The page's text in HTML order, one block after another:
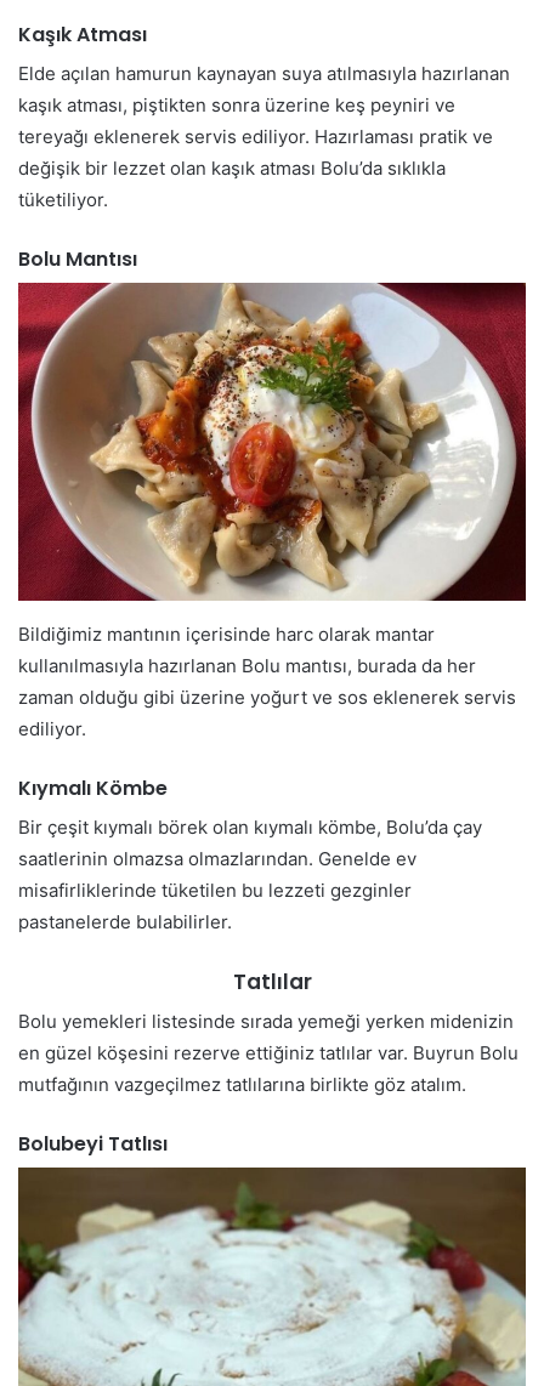
Kaşık Atması
Elde açılan hamurun kaynayan suya atılmasıyla hazırlanan
kaşık atması, piştikten sonra üzerine keş peyniri ve
tereyağı eklenerek servis ediliyor. Hazırlaması pratik ve
değişik bir lezzet olan kaşık atması Bolu’da sıklıkla
tüketiliyor.
Bolu Mantısı
Bildiğimiz mantının içerisinde harc olarak mantar
kullanılmasıyla hazırlanan Bolu mantısı, burada da her
zaman olduğu gibi üzerine yoğurt ve sos eklenerek servis
ediliyor.
Kıymalı Kömbe
Bir çeşit kıymalı börek olan kıymalı kömbe, Bolu’da çay
saatlerinin olmazsa olmazlarından. Genelde ev
misafirliklerinde tüketilen bu lezzeti gezginler
pastanelerde bulabilirler.
Tatlılar
Bolu yemekleri listesinde sırada yemeği yerken midenizin
en güzel köşesini rezerve ettiğiniz tatlılar var. Buyrun Bolu
mutfağının vazgeçilmez tatlılarına birlikte göz atalım.
Bolubeyi Tatlısı